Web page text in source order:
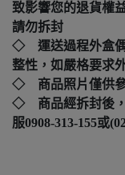
致影響您的退貨權
請勿拆封
◇ 運送過程外盒偶
整性，如嚴格要求
◇ 商品照片僅供參
◇ 商品經拆封後，
服0908-313-155或